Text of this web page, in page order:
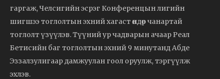
гаргаж, Челсигийн эсрэг Конференцын лигийн
шигшээ тоглолтын эхний хагаст өндөр чанартай
тоглолт үзүүлэв. Түүний ур чадварын ачаар Реал
Бетисийн баг тоглолтын эхний 9 минутанд Абде
Эззалзулигаар дамжуулан гоол оруулж, тэргүүлж
эхлэв.